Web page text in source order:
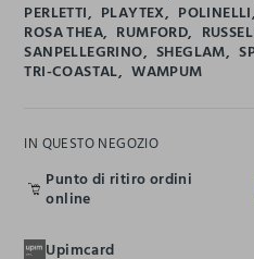
PERLETTI PLAYTEX POLINELLI
ROSA THEA RUMFORD
SANPELLEGRINO SHEGLAM
TRI-COASTAL WAMPUM
IN QUESTO NEGOZIO
Punto di ritiro ordini
online
Upimcard